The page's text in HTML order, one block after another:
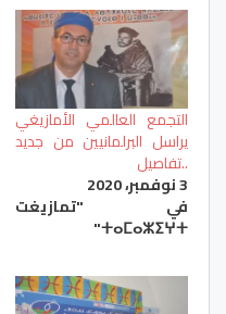
التجمع العالمي الأمازيغي
يراسل البرلمانيين من جديد
..تفاصيل
3 نوفمبر، 2020
في "تمازيغت
ⵜⴰⵎⴰⵣⵉⵖⵜ"